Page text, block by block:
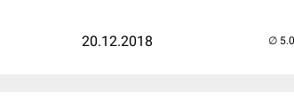
20.12.2018